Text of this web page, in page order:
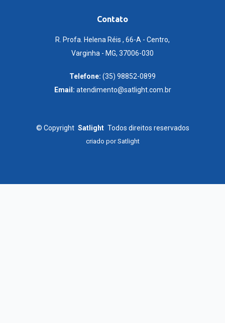
Contato
R. Profa. Helena Réis , 66-A - Centro,
Varginha - MG, 37006-030
Telefone: (35) 98852-0899
Email: atendimento@satlight.com.br
© Copyright Satlight Todos direitos reservados
criado porSatlight